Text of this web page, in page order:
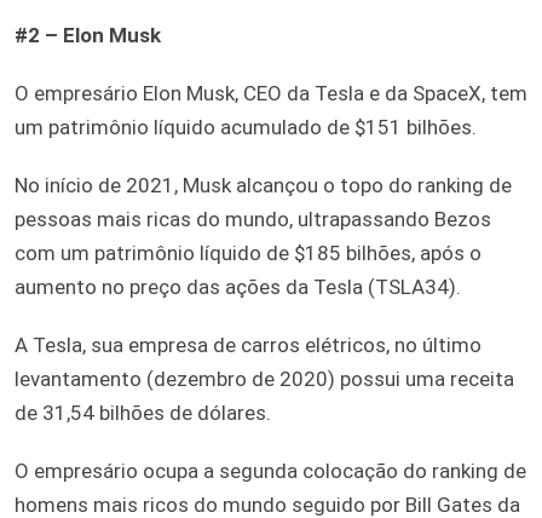
#2 – Elon Musk
O empresário Elon Musk, CEO da Tesla e da SpaceX, tem
um patrimônio líquido acumulado de $151 bilhões.
No início de 2021, Musk alcançou o topo do ranking de
pessoas mais ricas do mundo, ultrapassando Bezos
com um patrimônio líquido de $185 bilhões, após o
aumento no preço das ações da Tesla (TSLA34).
A Tesla, sua empresa de carros elétricos, no último
levantamento (dezembro de 2020) possui uma receita
de 31,54 bilhões de dólares.
O empresário ocupa a segunda colocação do ranking de
homens mais ricos do mundo seguido por Bill Gates da